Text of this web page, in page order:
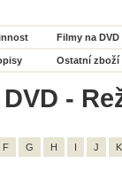
Filmy na DVD
Ostatní zboží
-
F G H I J K